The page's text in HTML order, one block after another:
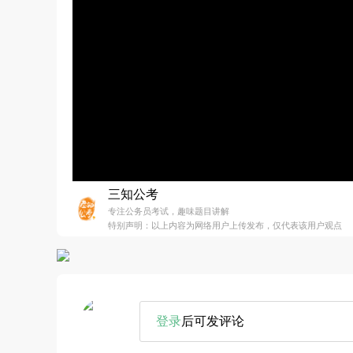
三知公考
专注公务员考试，趣味题目讲解
特别声明：以上内容为网络用户上传发布，仅代表该用户观点
登录后可发评论